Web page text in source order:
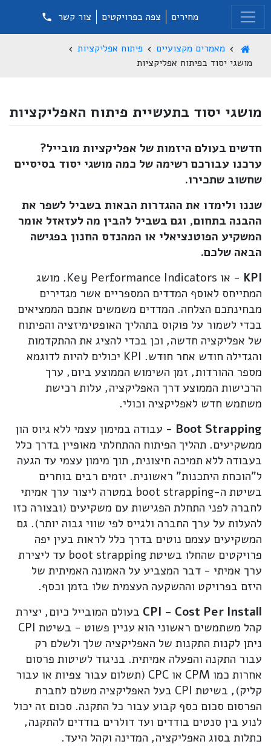
מחירים צפה בפרויקטים צור קשר
מאמרים מקצועיים
פיתוח אפליקציות
מושגי יסוד בפיתוח אפליקציות
מושגי יסוד בתעשיית פיתוח האפליקציות
חדשים בעולם היזמות של אפליקציות מובייל?
ערכנו עבורכם רשימה של כמה מושגי יסוד בסיסיים
שחשוב שתכירו.
שננו ולימדו את ההגדרות הבאות בשביל לשפר את
ההבנה בתחום, וגם בשביל להבין מה לעזאזל אומר
המשקיע הפוטנציאלי או המהנדס החנון בפגישה
הבאה שלכם.
KPI
- או Key Performance Indicators. מושג
המתייחס לאוסף המדדים המספריים אשר מגדירים
מבחינתכם הצלחה. המדדים משמשים אתכם הממציאים
בכדי לשמור על פוקוס בתהליך האופטימיזציה והפיתוח
של אפליקציה חדשה, וכן בכדי להציג את ההתקדמות
והגדילה חודש אחר חודש. KPI יכולים להיות לדוגמא
מספר ההורדות, זמן השימוש הממוצע ביום, ערך
הרכישות הממוצע דרך האפליקציה, עלות רכישת
משתמש חדש לאפליקציה וכולי.
Boot Strapping - עבודה במימון עצמי ללא גיוס הון
ממשקיעים. תהליך הפיתוח ההתחלתי מאופיין בדרך כלל
בעבודה ללא תמיכה חיצונית, תוך מימון עצמי עד הגעה
ל"הוכחת היתכנות" ראשונית. יזמים רבים בוחרים
בשיטת ה-boot strapping במטרה ליצור ערך אמיתי
לחברה לפני התחלת הפגישות עם משקיעים (ובצורה כזו
להעלות על ערך החברה ולגייס לפי שווי גבוה יותר). גם
המשקיעים עצמם נוטים בדרך כלל לראות בעין יפה
פרויקטים שהחלו בשיטת boot strapping עד ליצירת
ערך אמיתי - דבר המצביע על האמונה האמיתית של
היזם בפרויקט וההשקעה העצמית שלו בזמן וכסף.
CPI - Cost Per Install בעולם המובייל כיום, יצירת
קהל משתמשים ראשוני הוא עניין פשוט - בשיטת CPI
ניתן לקנות התקנות של האפליקציה שלך ולשלם רק
עבור התקנה והפעלה אמיתית. בניגוד לשיטות פרסום
אחרות כמו CPM או CPC (תשלום עבור צפיות או עבור
קליק), בשיטת CPI בעל האפליקציה משלם לחברת
הפרסום סכום כסף קבוע עבור כל התקנה. סכום זה יכול
לנוע בין סנטים בודדים ועד דולרים בודדים להתקנה,
כתלות בסוג האפליקציה, המדינה וקהל היעד.